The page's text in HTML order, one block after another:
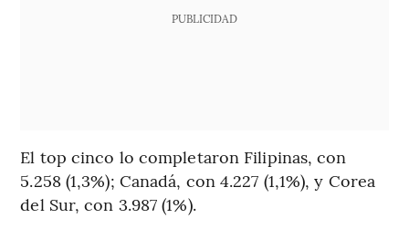
PUBLICIDAD
El top cinco lo completaron Filipinas, con
5.258 (1,3%); Canadá, con 4.227 (1,1%), y Corea
del Sur, con 3.987 (1%).